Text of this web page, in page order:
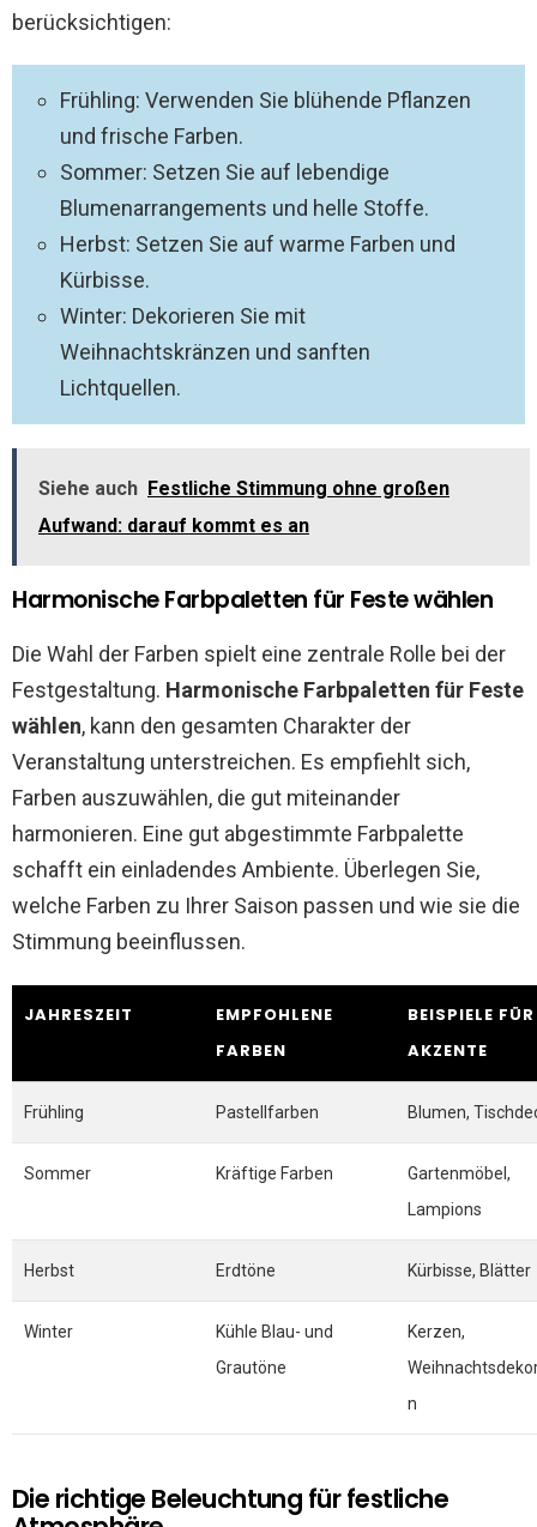
berücksichtigen:
Frühling: Verwenden Sie blühende Pflanzen
und frische Farben.
Sommer: Setzen Sie auf lebendige
Blumenarrangements und helle Stoffe.
Herbst: Setzen Sie auf warme Farben und
Kürbisse.
Winter: Dekorieren Sie mit
Weihnachtskränzen und sanften
Lichtquellen.
Siehe auch Festliche Stimmung ohne großen
Aufwand: darauf kommt es an
Harmonische Farbpaletten für Feste wählen
Die Wahl der Farben spielt eine zentrale Rolle bei der
Festgestaltung. Harmonische Farbpaletten für Feste
wählen, kann den gesamten Charakter der
Veranstaltung unterstreichen. Es empfiehlt sich,
Farben auszuwählen, die gut miteinander
harmonieren. Eine gut abgestimmte Farbpalette
schafft ein einladendes Ambiente. Überlegen Sie,
welche Farben zu Ihrer Saison passen und wie sie die
Stimmung beeinflussen.
JAHRESZEIT
EMPFOHLENE
FARBEN
BEISPIELE FÜR
AKZENTE
Frühling Pastellfarben Blumen,
Sommer Kräftige Farben
Gartenmöbel,
Lampions
Herbst Erdtöne Kürbisse, Blätter
Winter
Kühle Blau- und
Grautöne
Kerzen,
n
Die richtige Beleuchtung für festliche